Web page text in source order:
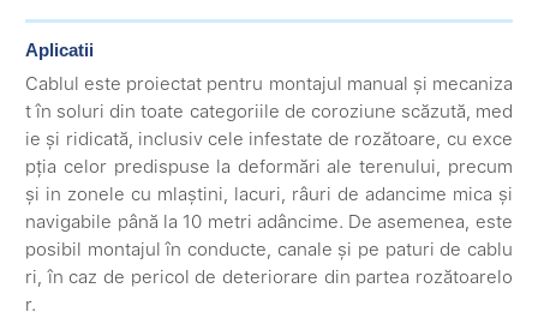
Aplicatii
Cablul este proiectat pentru montajul manual și mecaniza
t în soluri din toate categoriile de coroziune scăzută, med
ie și ridicată, inclusiv cele infestate de rozătoare, cu exce
pția celor predispuse la deformări ale terenului, precum
și in zonele cu mlaștini, lacuri, râuri de adancime mica și
navigabile până la 10 metri adâncime. De asemenea, este
posibil montajul în conducte, canale și pe paturi de cablu
ri, în caz de pericol de deteriorare din partea rozătoarelo
r.